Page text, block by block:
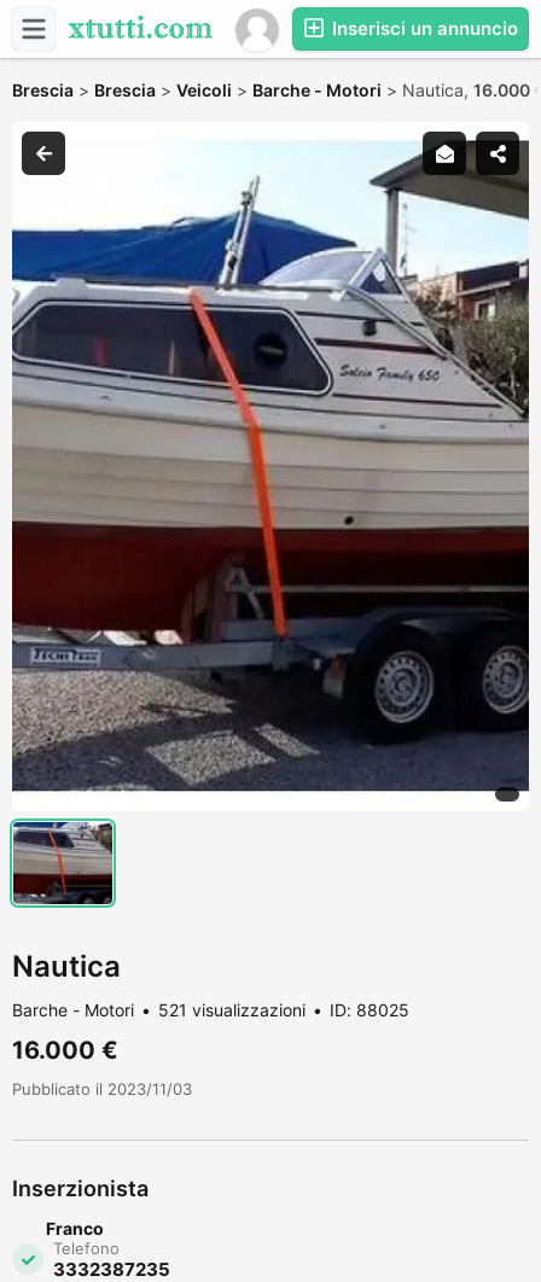
Inserisci un annuncio
Brescia > Brescia > Veicoli > Barche - Motori > Nautica, 16.000
Nautica
Barche - Motori 521 visualizzazioni ID: 88025
16.000 €
Pubblicato il 2023/11/03
Inserzionista
Franco
Telefono
3332387235